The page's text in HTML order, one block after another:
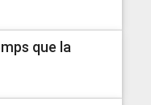
que la